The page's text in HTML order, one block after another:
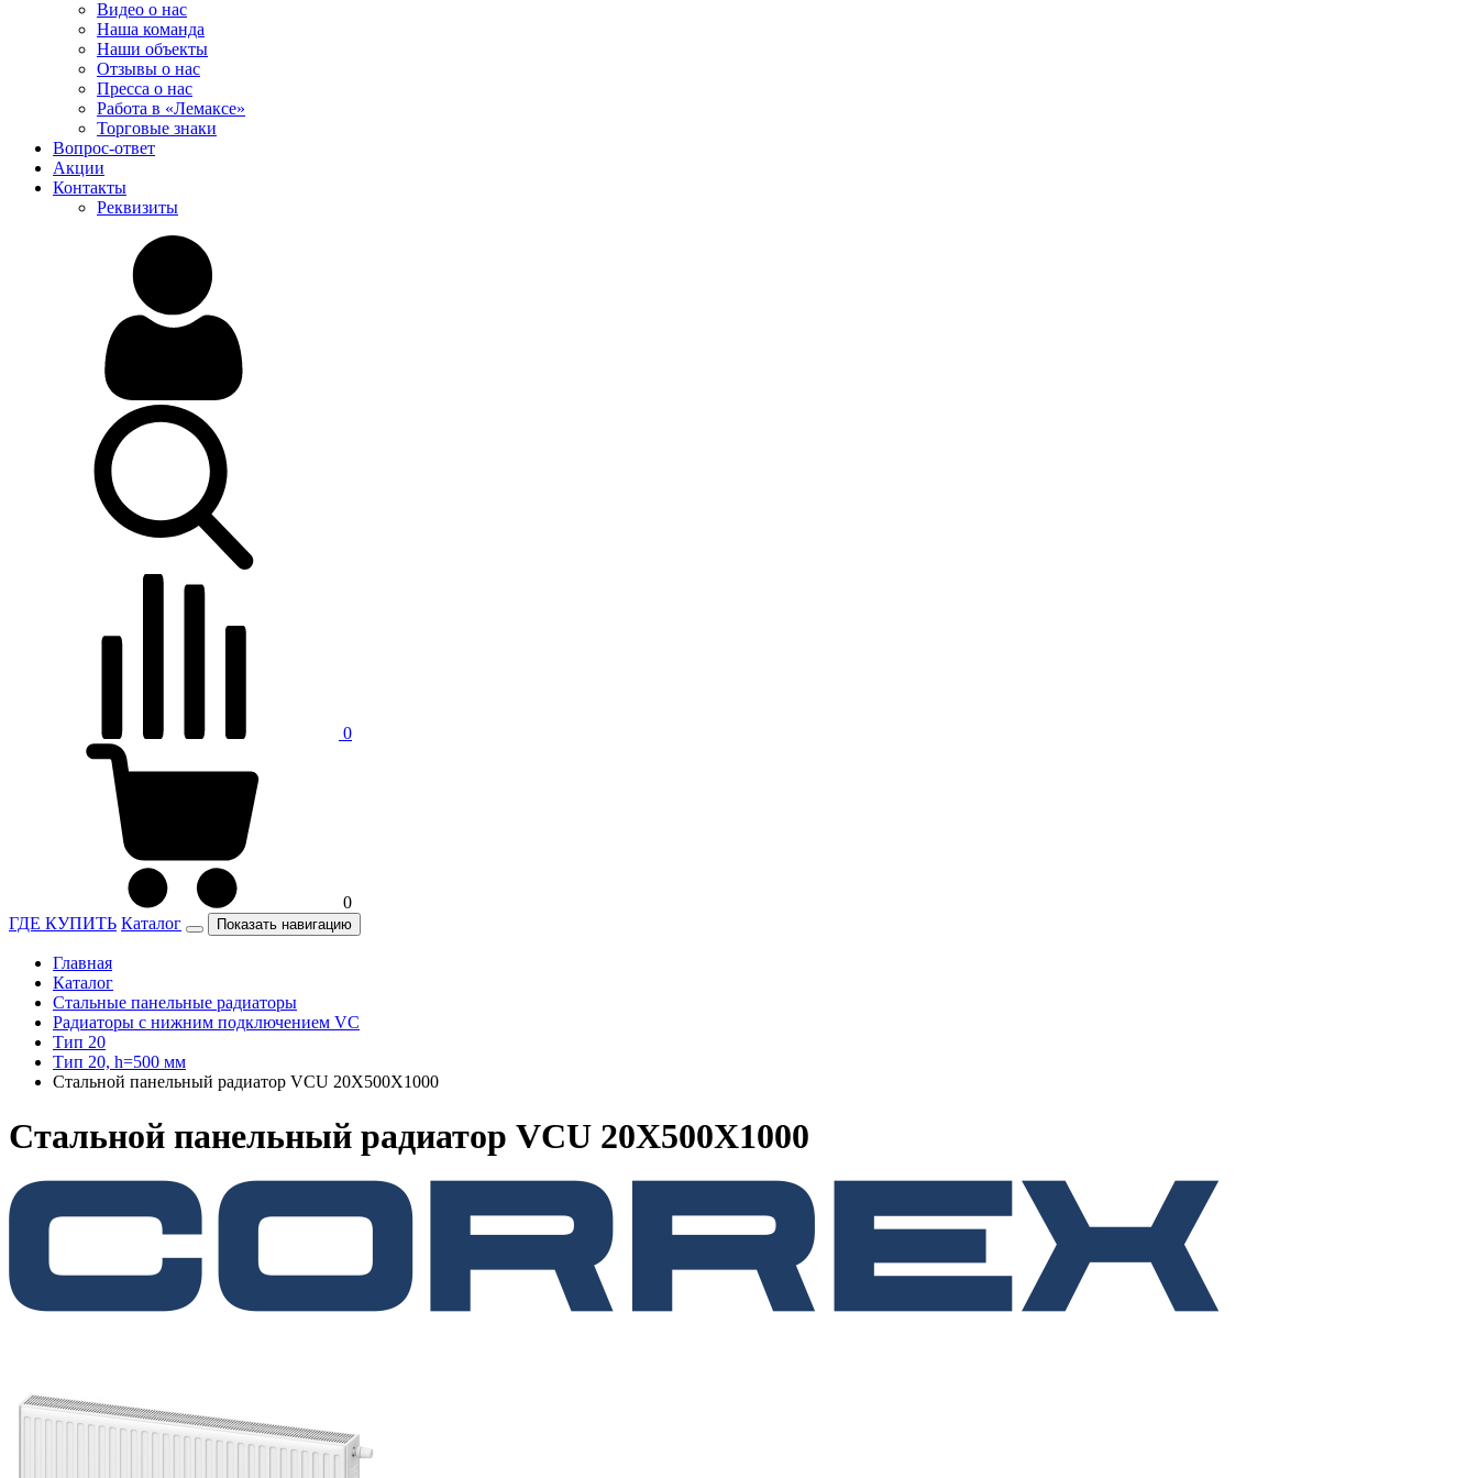
Видео о нас
Наша команда
Наши объекты
Отзывы о нас
Пресса о нас
Работа в «Лемаксе»
Торговые знаки
Вопрос-ответ
Акции
Контакты
Реквизиты
0
0
ГДЕ КУПИТЬ Каталог Показать навигацию
Главная
Каталог
Стальные панельные радиаторы
Радиаторы c нижним подключением VC
Тип 20
Тип 20, h=500 мм
Стальной панельный радиатор VCU 20X500X1000
Стальной панельный радиатор VCU 20X500X1000